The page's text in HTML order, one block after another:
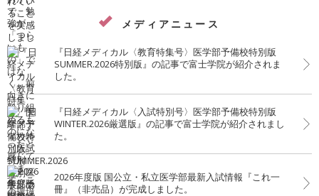
メディアニュース
『日経メディカル〈教育特集号〉医学部予備校特別版
SUMMER.2026特別版』の記事で富士学院が紹介されま
した。
『日経メディカル〈入試特別号〉医学部予備校特別版
WINTER.2026厳選版』の記事で富士学院が紹介されまし
た。
2026年度版 国公立・私立医学部最新入試情報『これ一
冊』（非売品）が完成しました。